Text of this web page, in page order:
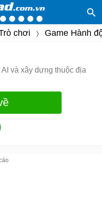
chơi Game Hành
và xây dựng thuộc địa